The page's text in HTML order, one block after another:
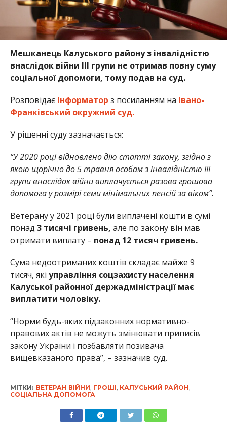
Мешканець Калуського району з інвалідністю
внаслідок війни ІІІ групи не отримав повну суму
соціальної допомоги, тому подав на суд.
Розповідає Інформатор з посиланням на Івано-
Франківський окружний суд.
У рішенні суду зазначається:
“У 2020 році відновлено дію статті закону, згідно з
якою щорічно до 5 травня особам з інвалідністю ІІІ
групи внаслідок війни виплачується разова грошова
допомога у розмірі семи мінімальних пенсій за віком”.
Ветерану у 2021 році були виплачені кошти в сумі
понад 3 тисячі гривень, але по закону він мав
отримати виплату – понад 12 тисяч гривень.
Сума недоотриманих коштів складає майже 9
тисяч, які управління соцзахисту населення
Калуської районної держадміністрації має
виплатити чоловіку.
“Норми будь-яких підзаконних нормативно-
правових актів не можуть змінювати приписів
закону України і позбавляти позивача
вищевказаного права”, – зазначив суд.
МІТКИ: ВЕТЕРАН ВІЙНИ ГРОШІ КАЛУСЬКИЙ РАЙОН
СОЦІАЛЬНА ДОПОМОГА